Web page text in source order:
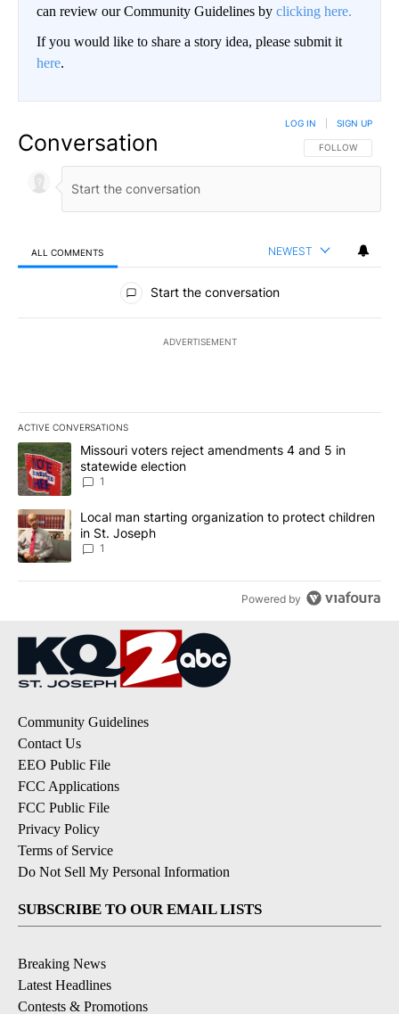
can review our Community Guidelines by clicking here.
If you would like to share a story idea, please submit it
here.
Conversation FOLLOW THIS
FOLLOW
LOG IN SIGN UP
ALL COMMENTS NEWEST
All Comments
Start the conversation
ADVERTISEMENT
ACTIVE CONVERSATIONS
The following is a list of the most commented articles in the last
A trending article titled "Missouri voters reject amendments 4
Missouri voters reject amendments 4 and 5 in
statewide election
1
A trending article titled "Local man starting organization to
Local man starting organization to protect children
in St. Joseph
1
Powered by
Community Guidelines
Contact Us
EEO Public File
FCC Applications
FCC Public File
Privacy Policy
Terms of Service
Do Not Sell My Personal Information
SUBSCRIBE TO OUR EMAIL LISTS
Breaking News
Latest Headlines
Contests & Promotions